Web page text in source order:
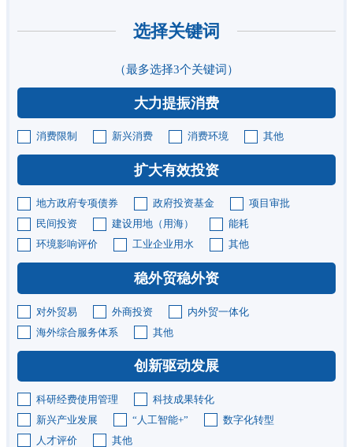
选择关键词
（最多选择3个关键词）
大力提振消费
消费限制 新兴消费 消费环境 其他
扩大有效投资
地方政府专项债券 政府投资基金
项目审批
民间投资
建设用地（用海）
能耗
环境影响评价
工业企业用水 其他
稳外贸稳外资
对外贸易 外商投资
内外贸一体化
海外综合服务体系
其他
创新驱动发展
科研经费使用管理
科技成果转化
新兴产业发展
“人工智能+”
数字化转型
人才评价
其他